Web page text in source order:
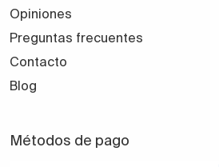
Opiniones
Preguntas frecuentes
Contacto
Blog
Métodos de pago